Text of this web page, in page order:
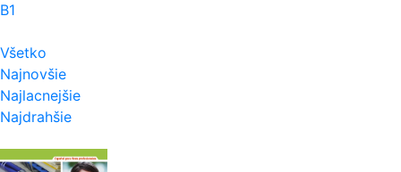
B1
Všetko
Najnovšie
Najlacnejšie
Najdrahšie